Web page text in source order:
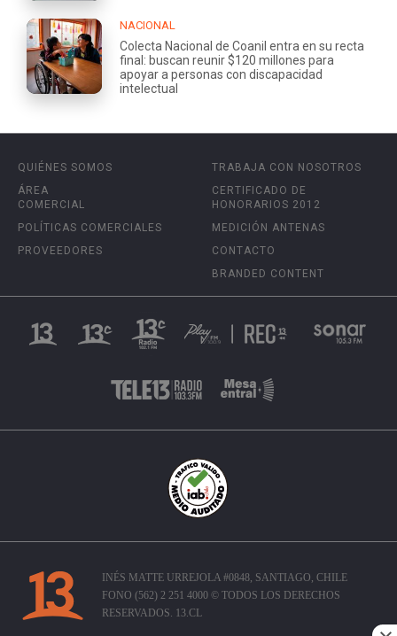
NACIONAL
Colecta Nacional de Coanil entra en su recta
final: buscan reunir $120 millones para
apoyar a personas con discapacidad
intelectual
QUIÉNES SOMOS
ÁREA
COMERCIAL
POLÍTICAS COMERCIALES
PROVEEDORES
TRABAJA CON NOSOTROS
CERTIFICADO DE
HONORARIOS 2012
MEDICIÓN ANTENAS
CONTACTO
BRANDED CONTENT
INÉS MATTE URREJOLA #0848, SANTIAGO, CHILE
FONO (562) 2 251 4000 © TODOS LOS DERECHOS
RESERVADOS. 13.CL